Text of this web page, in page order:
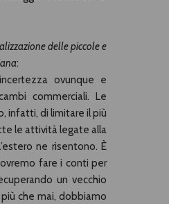
delle piccole e
:
ovunque e
commerciali. Le
infatti, di limitare il più
le attività legate alla
ne risentono. È
fare i conti per
un vecchio
che mai, dobbiamo